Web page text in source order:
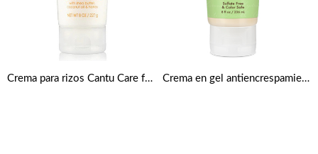
Crema para rizos Cantu Care for Kids 227g de Cantu Crema en gel antiencrespamiento con karité virgen y cupuazú de Shea Moisture 249 m